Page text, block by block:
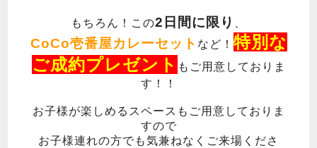
もちろん！この2日間に限り
CoCo壱番屋カレーセット など！ 特別な
ご成約プレゼント もご用意しておりま
す！！
お子様が楽しめるスペースもご用意しておりま
すので
お子様連れの方でも気兼ねなくご来場くださ